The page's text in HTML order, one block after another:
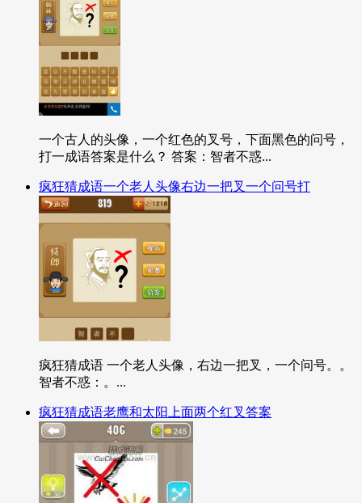
一个古人的头像，一个红色的叉号，下面黑色的问号，
打一成语答案是什么？ 答案：智者不惑...
疯狂猜成语一个老人头像右边一把叉一个问号打
疯狂猜成语 一个老人头像，右边一把叉，一个问号。。
智者不惑：。...
疯狂猜成语老鹰和太阳上面两个红叉答案